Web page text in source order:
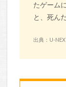
たゲーム
と、死ん
出典：U-